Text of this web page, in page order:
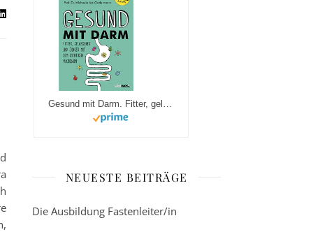
NEUESTE BEITRÄGE
Die Ausbildung Fastenleiter/in